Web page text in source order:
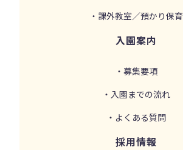
・課外教室／預かり保育
入園案内
・募集要項
・入園までの流れ
・よくある質問
採用情報